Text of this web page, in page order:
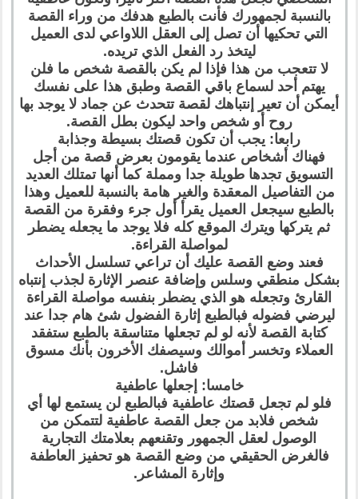
بالنسبة لجمهورك فأنت بالطبع هدفك من وراء القصة
التي تحكيها أن تصل إلى العقل اللاواعي لدى العميل
ليتخذ رد الفعل الذي تريده.
لا تتعجب من هذا فإذا لم يكن بالقصة شخص ما فلن
يهتم أحد لسماع باقي القصة وطبق هذا على نفسك
أيمكن أن تعير إنتباهك لقصة تتحدث عن جماد لا يوجد بها
روح أو شخص واحد ليكون بطل القصة.
رابعا: يجب أن تكون قصتك بسيطة وجذابة
فهناك أشخاص عندما يقومون بعرض قصة من أجل
التسويق تجدها طويلة جدا ومملة كما أنها تمتلك العديد
من التفاصيل المعقدة والغير هامة بالنسبة للعميل وهذا
بالطبع سيجعل العميل يقرأ أول جرء وفقرة من القصة
ثم يتركها ويترك الموقع كله فلا يوجد ما يجعله يضطر
لمواصلة القراءة.
فعند وضع القصة عليك أن تراعي تسلسل الأحداث
بشكل منطقي وسلس وإضافة عنصر الإثارة لجذب إنتباه
القارئ وتجعله هو الذي يضطر بنفسه مواصلة القراءة
ليرضي فضوله فبالطبع إثارة الفضول شئ هام جدا عند
كتابة القصة لأنه لو لم تجعلها متناسقة بالطبع ستفقد
العملاء وتخسر أموالك وسيصفك الأخرون بأنك مسوق
فاشل.
خامسا: إجعلها عاطفية
فلو لم تجعل قصتك عاطفية فبالطبع لن يستمع لها أي
شخص فلابد من جعل القصة عاطفية لتتمكن من
الوصول لعقل الجمهور وتقنعهم بعلامتك التجارية
فالغرض الحقيقي من وضع القصة هو تحفيز العاطفة
وإثارة المشاعر.